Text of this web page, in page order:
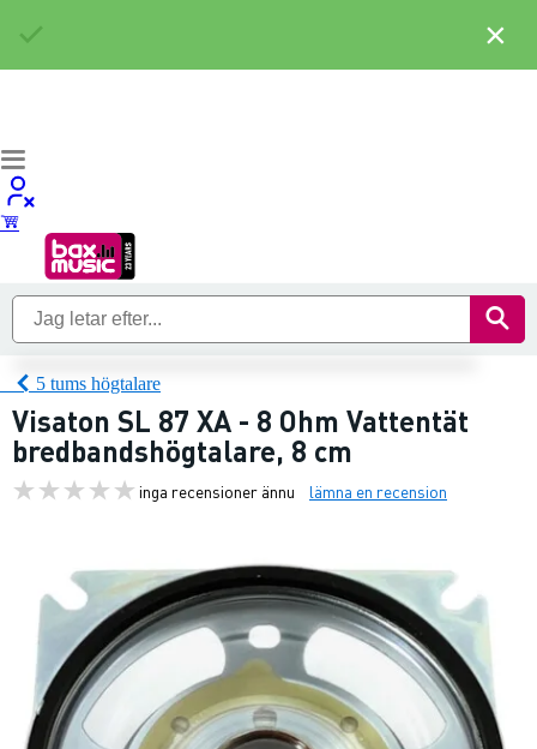
5 tums högtalare
Visaton SL 87 XA - 8 Ohm Vattentät
bredbandshögtalare, 8 cm
inga recensioner ännu lämna en recension
×